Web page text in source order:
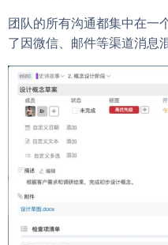
团队的所有沟通都集中在一
了因微信、邮件等渠道消息